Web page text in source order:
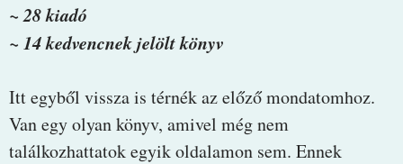
~ 28 kiadó
~ 14 kedvencnek jelölt könyv
Itt egyből vissza is térnék az előző mondatomhoz.
Van egy olyan könyv, amivel még nem
találkozhattatok egyik oldalamon sem. Ennek